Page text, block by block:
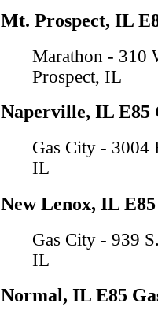
Mt. Prospect, IL
Marathon - 310
Prospect, IL
Naperville, IL E85
Gas City - 3004
IL
New Lenox, IL
Gas City - 939
IL
Normal, IL E85